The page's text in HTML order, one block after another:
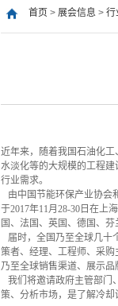
首页 > 展会信息 > 行
近年来，随着我国石油化
水淡化等的大规模的工程
行业需求。
由中国节能环保产业协会
于2017年11月28-30日在上
国、法国、英国、德国、
届时，全国乃至全球几十
策者、经理、工程师、采
乃至全球销售渠道、展示
我们将邀请政府主管部门
策、分析市场，是了解冷